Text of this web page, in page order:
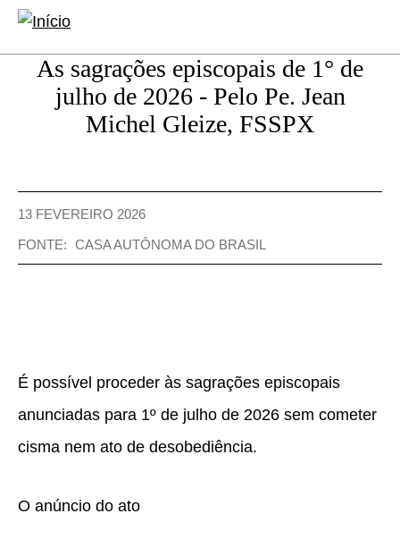
As sagrações episcopais de 1° de
julho de 2026 - Pelo Pe. Jean
Michel Gleize, FSSPX
13 FEVEREIRO 2026
FONTE: CASA AUTÔNOMA DO BRASIL
É possível proceder às sagrações episcopais
anunciadas para 1º de julho de 2026 sem cometer
cisma nem ato de desobediência.
O anúncio do ato